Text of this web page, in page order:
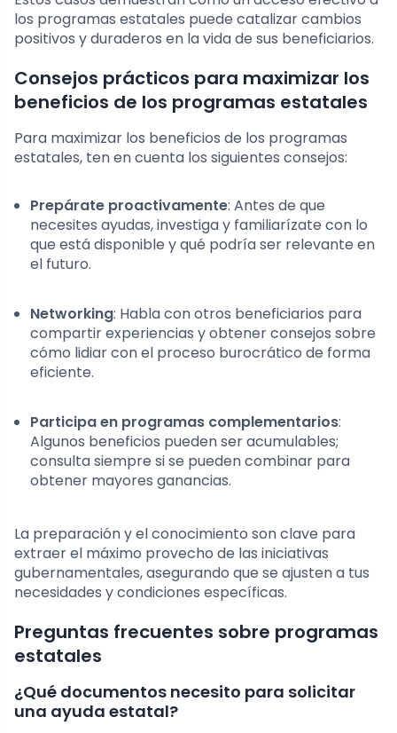
los programas estatales puede catalizar cambios
positivos y duraderos en la vida de sus beneficiarios.
Consejos prácticos para maximizar los
beneficios de los programas estatales
Para maximizar los beneficios de los programas
estatales, ten en cuenta los siguientes consejos:
Prepárate proactivamente: Antes de que
necesites ayudas, investiga y familiarízate con lo
que está disponible y qué podría ser relevante en
el futuro.
Networking: Habla con otros beneficiarios para
compartir experiencias y obtener consejos sobre
cómo lidiar con el proceso burocrático de forma
eficiente.
Participa en programas complementarios:
Algunos beneficios pueden ser acumulables;
consulta siempre si se pueden combinar para
obtener mayores ganancias.
La preparación y el conocimiento son clave para
extraer el máximo provecho de las iniciativas
gubernamentales, asegurando que se ajusten a tus
necesidades y condiciones específicas.
Preguntas frecuentes sobre programas
estatales
¿Qué documentos necesito para solicitar
una ayuda estatal?